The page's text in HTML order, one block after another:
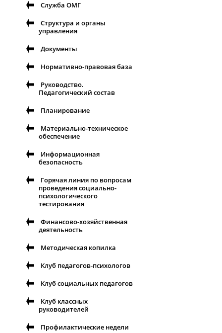
Служба ОМГ
Структура и органы
управления
Документы
Нормативно-правовая база
Руководство.
Педагогический состав
Планирование
Материально-техническое
обеспечение
Информационная
безопасность
Горячая линия по вопросам
проведения социально-
психологического
тестирования
Финансово-хозяйственная
деятельность
Методическая копилка
Клуб педагогов-психологов
Клуб социальных педагогов
Клуб классных
руководителей
Профилактические недели